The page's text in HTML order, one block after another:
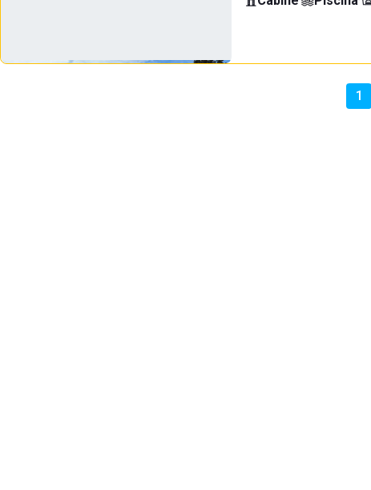
1